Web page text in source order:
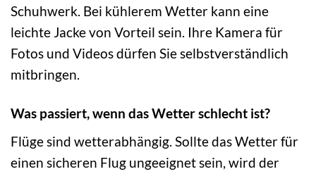
Schuhwerk. Bei kühlerem Wetter kann eine
leichte Jacke von Vorteil sein. Ihre Kamera für
Fotos und Videos dürfen Sie selbstverständlich
mitbringen.
Was passiert, wenn das Wetter schlecht ist?
Flüge sind wetterabhängig. Sollte das Wetter für
einen sicheren Flug ungeeignet sein, wird der